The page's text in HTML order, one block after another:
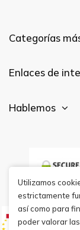
Categorías
Enlaces de
Hablemos
Utilizamos
estrictamente
así como para
poder valorar